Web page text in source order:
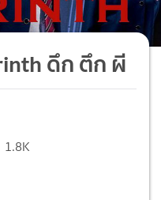
ดึก ตึก ผี
1.8K